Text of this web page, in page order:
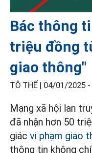
Bác thông
triệu đồng
giao thông"
TÔ THẾ | 04/01/2025 -
Mạng xã hội lan
đã nhận hơn 50
giác vi phạm giao
thông tin không